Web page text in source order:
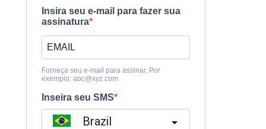
Insira seu e-mail para fazer sua
assinatura
Forneça seu e-mail para assinar. Por
exemplo: abc@xyz.com
Inseira seu SMS
Brazil